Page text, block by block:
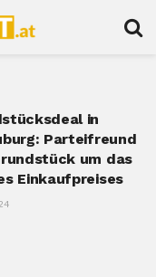
in
Parteifreund
um das
Einkaufpreises